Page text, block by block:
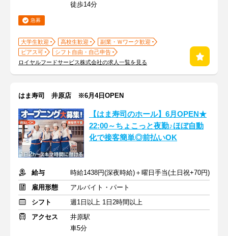
徒歩14分
急募
大学生歓迎 高校生歓迎
副業・Ｗワーク歓迎
ピアス可
シフト自由・自己申告
ロイヤルフードサービス株式会社の求人一覧を見る
はま寿司 井原店 ※6月4日OPEN
【はま寿司のホール】6月OPEN★
22:00～ちょこっと夜勤♪ほぼ自動
化で接客簡単◎前払いOK
給与
時給1438円(深夜時給)＋曜日手当(土日祝+70円)
雇用形態
アルバイト・パート
シフト
週1日以上 1日2時間以上
アクセス
井原駅
車5分